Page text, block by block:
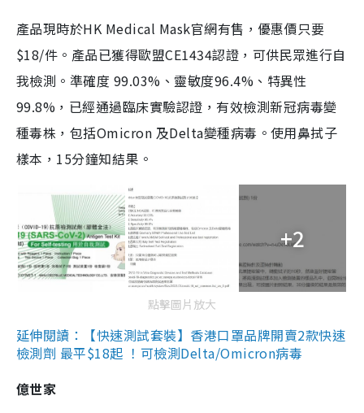
產品現時於HK Medical Mask官網有售，優惠價只要
$18/件。產品已獲得歐盟CE1434認證，可供民眾進行自
我檢測。準確度 99.03%、靈敏度96.4%、特異性
99.8%，已經通過臨床實驗認證，有效檢測新冠病毒變
種毒株，包括Omicron 及Delta變種病毒。使用鼻拭子
樣本，15分鐘知結果。
+2
點擊圖片放大
延伸閱讀：【快速測試套裝】香港口罩品牌開賣2款快速
檢測劑 最平$18起 ！可檢測Delta/Omicron病毒
億世家